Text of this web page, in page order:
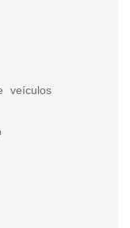
veículos